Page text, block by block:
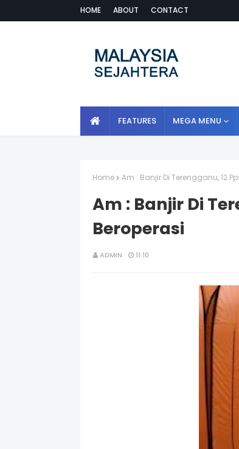
HOME ABOUT CONTACT
FEATURES MEGA MENU
Home Am : Banjir Di Terengganu, 12
Am : Banjir Di
Beroperasi
ADMIN 11:10